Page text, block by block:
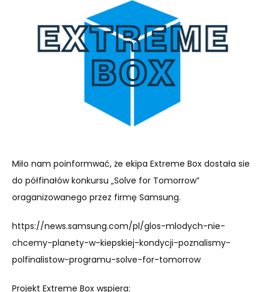
Miło nam poinformwać, że ekipa Extreme Box dostała sie
do półfinałów konkursu „Solve for Tomorrow”
oraganizowanego przez firmę Samsung.
https://news.samsung.com/pl/glos-mlodych-nie-
chcemy-planety-w-kiepskiej-kondycji-poznalismy-
polfinalistow-programu-solve-for-tomorrow
Projekt Extreme Box wspiera: